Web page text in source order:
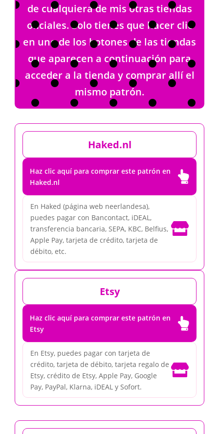
de cualquiera de mis otras tiendas
oficiales. Solo tienes que hacer clic
en uno de los botones de las tiendas
que aparecen a continuación para
acceder a la tienda y comprar allí el
mismo patrón.
Haked.nl
Haz clic aquí para comprar este patrón en
Haked.nl

En Haked (página web neerlandesa),
puedes pagar con Bancontact, iDEAL,
transferencia bancaria, SEPA, KBC, Belfius,
Apple Pay, tarjeta de crédito, tarjeta de
débito, etc.

Etsy
Haz clic aquí para comprar este patrón en
Etsy

En Etsy, puedes pagar con tarjeta de
crédito, tarjeta de débito, tarjeta regalo de
Etsy, crédito de Etsy, Apple Pay, Google
Pay, PayPal, Klarna, iDEAL y Sofort.
